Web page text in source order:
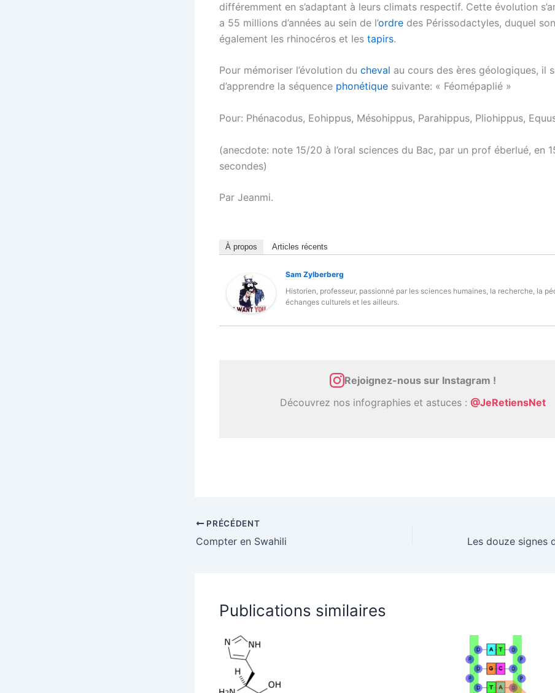
différemment en s’adaptant à leurs climats respectif. Cette évolution
a 55 millions d’années au sein de l’ordre des Périssodactyles, duquel
également les rhinocéros et les tapirs.
Pour mémoriser l’évolution du cheval au cours des ères géologiques, il
d’apprendre la séquence phonétique suivante: « Féomépaplié »
Pour: Phénacodus, Eohippus, Mésohippus, Parahippus, Pliohippus,
(anecdote: note 15/20 à l’oral sciences du Bac, par un prof éberlué, en
secondes)
Par Jeanmi.
À propos Articles récents
Sam Zylberberg
Historien, professeur, passionné par les sciences humaines, la recherche, la
échanges culturels et les ailleurs.
Rejoignez-nous sur Instagram !
Découvrez nos infographies et astuces : @JeRetiensNet
PRÉCÉDENT
Compter en Swahili
Publications similaires